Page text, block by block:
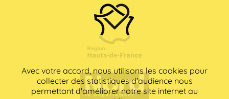
Avec votre accord, nous utilisons les cookies pour
collecter des statistiques d'audience nous
permettant d'améliorer notre site internet au